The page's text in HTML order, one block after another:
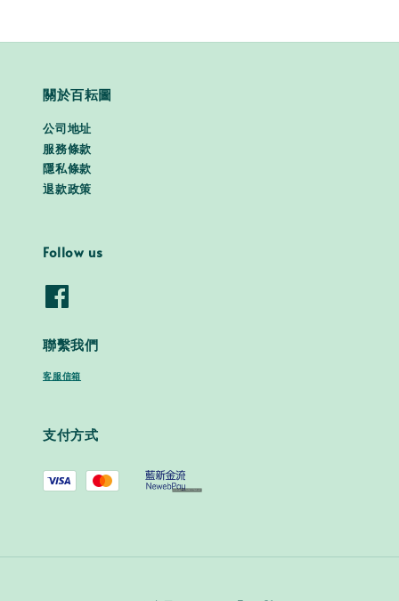
關於百耘圖
公司地址
服務條款
隱私條款
退款政策
Follow us
聯繫我們
客服信箱
支付方式